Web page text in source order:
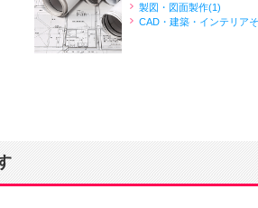
製図・図面製作(1)
CAD・建築・インテリア